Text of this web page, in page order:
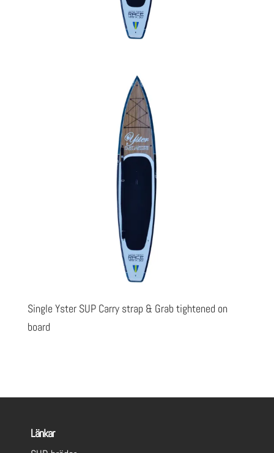
Single Yster SUP Carry strap & Grab tightened on
board
Länkar